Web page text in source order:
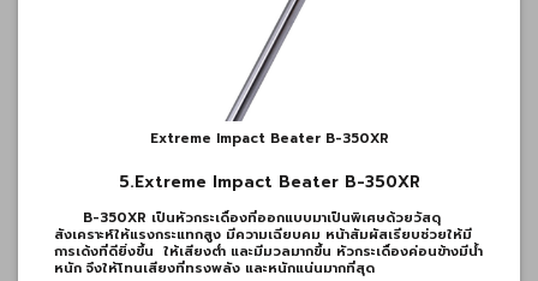
Extreme Impact Beater B-350XR
5.Extreme Impact Beater B-350XR
B-350XR เป็นหัวกระเดื่องที่ออกแบบมาเป็นพิเศษด้วยวัสดุ
สังเคราะห์ให้แรงกระแทกสูง มีความเฉียบคม หน้าสัมผัสเรียบช่วยให้มี
การเด้งที่ดียิ่งขึ้น ให้เสียงต่ำ และมีมวลมากขึ้น หัวกระเดื่องค่อนข้างมีน้ำ
หนัก จึงให้โทนเสียงที่ทรงพลัง และหนักแน่นมากที่สุด